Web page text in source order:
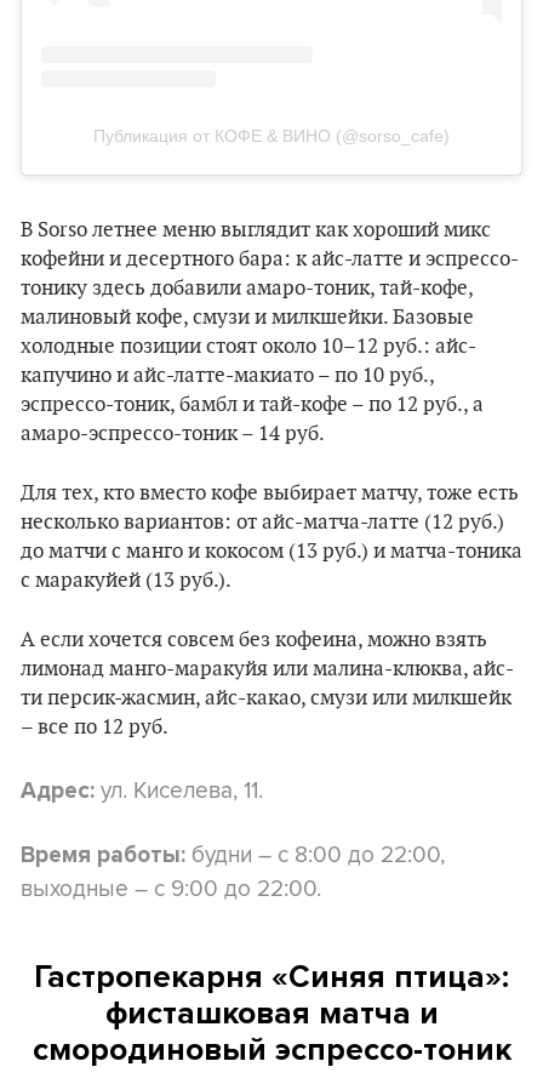
Публикация от КОФЕ & ВИНО (@sorso_cafe)
В Sorso летнее меню выглядит как хороший микс
кофейни и десертного бара: к айс-латте и эспрессо-
тонику здесь добавили амаро-тоник, тай-кофе,
малиновый кофе, смузи и милкшейки. Базовые
холодные позиции стоят около 10–12 руб.: айс-
капучино и айс-латте-макиато – по 10 руб.,
эспрессо-тоник, бамбл и тай-кофе – по 12 руб., а
амаро-эспрессо-тоник – 14 руб.
Для тех, кто вместо кофе выбирает матчу, тоже есть
несколько вариантов: от айс-матча-латте (12 руб.)
до матчи с манго и кокосом (13 руб.) и матча-тоника
с маракуйей (13 руб.).
А если хочется совсем без кофеина, можно взять
лимонад манго-маракуйя или малина-клюква, айс-
ти персик-жасмин, айс-какао, смузи или милкшейк
– все по 12 руб.
Адрес: ул. Киселева, 11.
Время работы: будни – с 8:00 до 22:00,
выходные – с 9:00 до 22:00.
Гастропекарня «Синяя птица»:
фисташковая матча и
смородиновый эспрессо-тоник